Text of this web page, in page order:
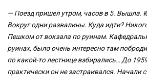
— Поезд пришел утром, часов в 5. Вышла.
Вокруг одни развалины. Куда идти?
Пешком от вокзала по руинам.
руинах, было очень интересно там
по какой-то лестнице взбирались… До
практически он не застраивался. Начали